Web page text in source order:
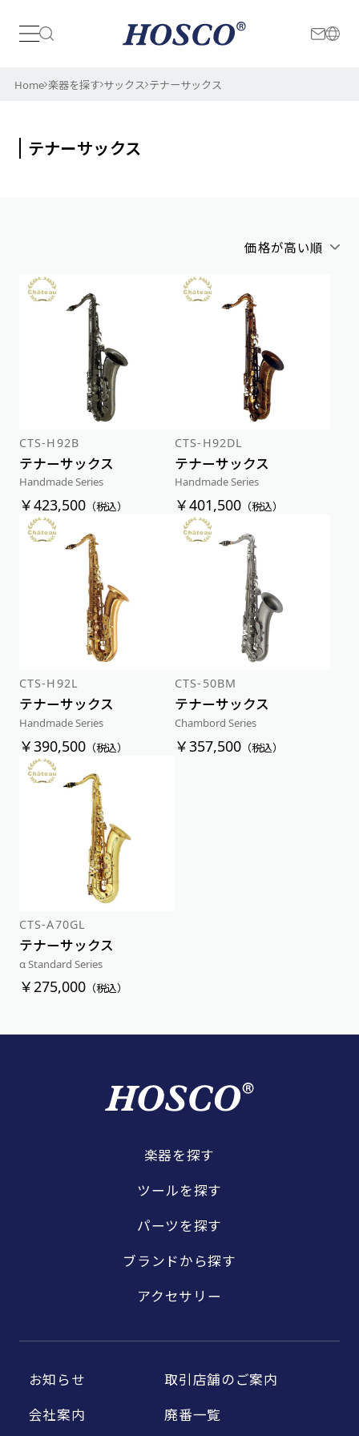
日本
Home 楽器を探す サックス テナーサックス
テナーサックス
価格が高い順
アルファベット順
新着順
価格が安い順
価格が高い順
CTS-H92B
テナーサックス
Handmade Series
￥423,500（税込）
CTS-H92DL
テナーサックス
Handmade Series
￥401,500 （税込）
CTS-H92L
テナーサックス
Handmade Series
￥390,500（税込）
CTS-50BM
テナーサックス
Chambord Series
￥357,500 （税込）
CTS-A70GL
テナーサックス
α Standard Series
￥275,000（税込）
楽器を探す
ツールを探す
パーツを探す
ブランドから探す
アクセサリー
お知らせ
会社案内
取引店舗のご案内
廃番一覧